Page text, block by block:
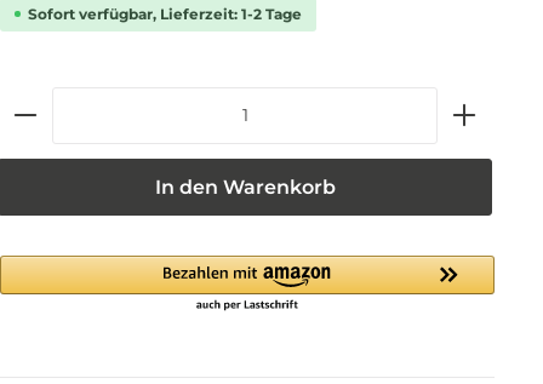
Sofort verfügbar, Lieferzeit: 1-2 Tage
In den Warenkorb